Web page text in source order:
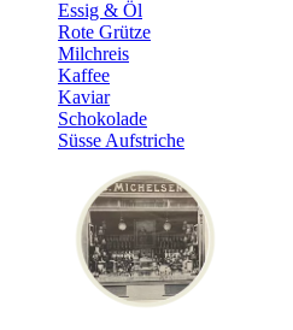
Essig & Öl
Rote Grütze
Milchreis
Kaffee
Kaviar
Schokolade
Süsse Aufstriche